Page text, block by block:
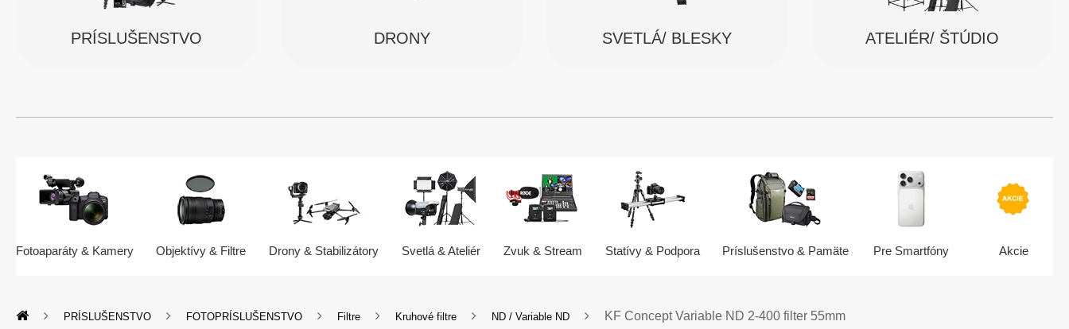
PRÍSLUŠENSTVO DRONY SVETLÁ/ BLESKY ATELIÉR/ ŠTÚDIO
Fotoaparáty & Kamery Objektívy & Filtre Drony & Stabilizátory Svetlá & Ateliér Zvuk & Stream Statívy & Podpora Príslušenstvo & Pamäte Pre Smartfóny Akcie
PRÍSLUŠENSTVO FOTOPRÍSLUŠENSTVO Filtre Kruhové filtre ND / Variable ND KF Concept Variable ND 2-400 filter 55mm